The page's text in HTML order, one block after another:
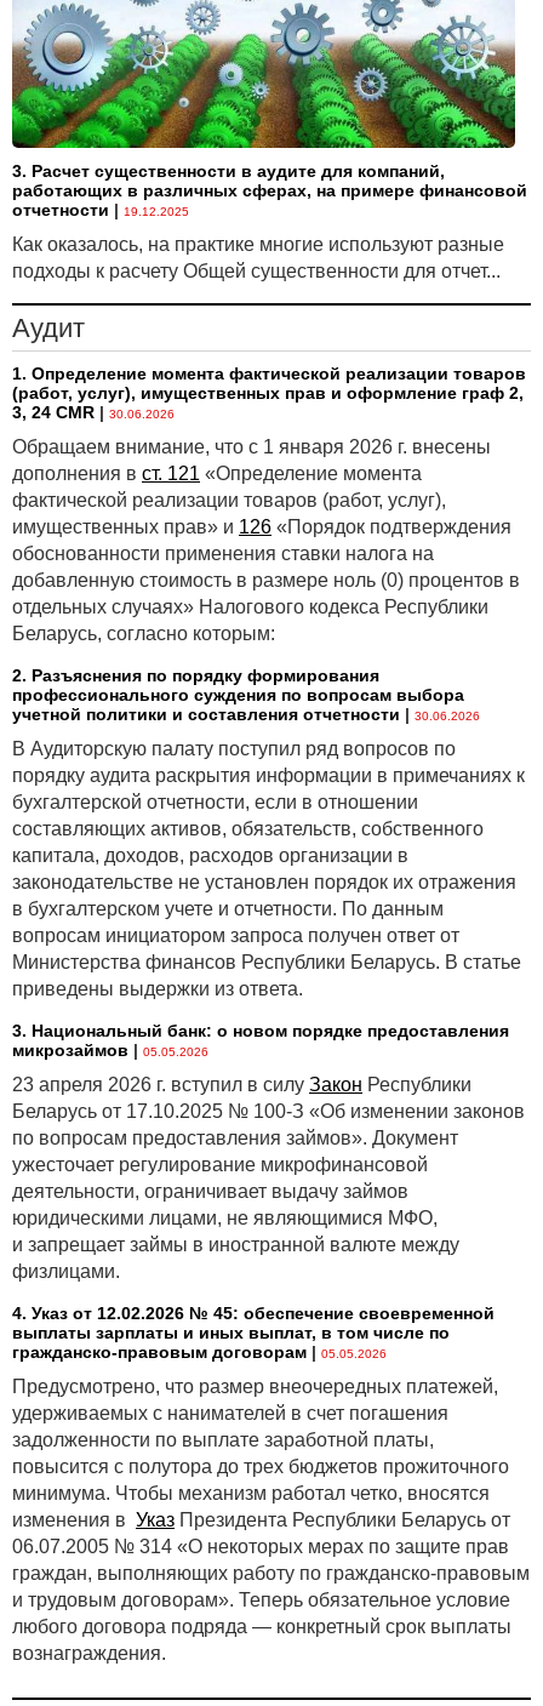
3. Расчет существенности в аудите для компаний,
работающих в различных сферах, на примере финансовой
отчетности | 19.12.2025
Как оказалось, на практике многие используют разные
подходы к расчету Общей существенности для отчет...
Аудит
1. Определение момента фактической реализации товаров
(работ, услуг), имущественных прав и оформление граф 2,
3, 24 CMR | 30.06.2026
Обращаем внимание, что с 1 января 2026 г. внесены
дополнения в ст. 121 «Определение момента
фактической реализации товаров (работ, услуг),
имущественных прав» и 126 «Порядок подтверждения
обоснованности применения ставки налога на
добавленную стоимость в размере ноль (0) процентов в
отдельных случаях» Налогового кодекса Республики
Беларусь, согласно которым:
2. Разъяснения по порядку формирования
профессионального суждения по вопросам выбора
учетной политики и составления отчетности | 30.06.2026
В Аудиторскую палату поступил ряд вопросов по
порядку аудита раскрытия информации в примечаниях к
бухгалтерской отчетности, если в отношении
составляющих активов, обязательств, собственного
капитала, доходов, расходов организации в
законодательстве не установлен порядок их отражения
в бухгалтерском учете и отчетности. По данным
вопросам инициатором запроса получен ответ от
Министерства финансов Республики Беларусь. В статье
приведены выдержки из ответа.
3. Национальный банк: о новом порядке предоставления
микрозаймов | 05.05.2026
23 апреля 2026 г. вступил в силу Закон Республики
Беларусь от 17.10.2025 № 100-З «Об изменении законов
по вопросам предоставления займов». Документ
ужесточает регулирование микрофинансовой
деятельности, ограничивает выдачу займов
юридическими лицами, не являющимися МФО,
и запрещает займы в иностранной валюте между
физлицами.
4. Указ от 12.02.2026 № 45: обеспечение своевременной
выплаты зарплаты и иных выплат, в том числе по
гражданско-правовым договорам | 05.05.2026
Предусмотрено, что размер внеочередных платежей,
удерживаемых с нанимателей в счет погашения
задолженности по выплате заработной платы,
повысится с полутора до трех бюджетов прожиточного
минимума. Чтобы механизм работал четко, вносятся
изменения в Указ Президента Республики Беларусь от
06.07.2005 № 314 «О некоторых мерах по защите прав
граждан, выполняющих работу по гражданско-правовым
и трудовым договорам». Теперь обязательное условие
любого договора подряда — конкретный срок выплаты
вознаграждения.